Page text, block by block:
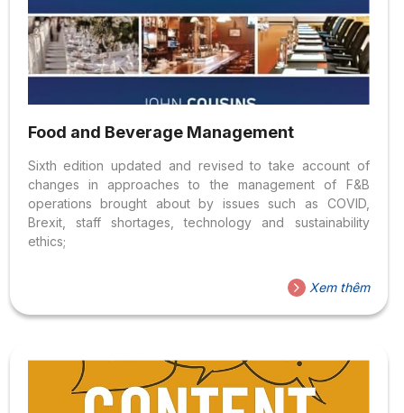
Food and Beverage Management
Sixth edition updated and revised to take account of
changes in approaches to the management of F&B
operations brought about by issues such as COVID,
Brexit, staff shortages, technology and sustainability
ethics;
Xem thêm